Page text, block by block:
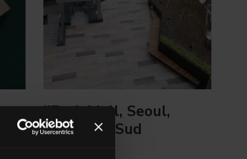
I'Park Mall, Seoul,
Korea del Sud